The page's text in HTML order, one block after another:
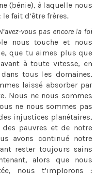
(bénie), à laquelle nous
fait d’être frères.
vous pas encore la foi
nous touche et nous
que tu aimes plus que
à toute vitesse, en
tous les domaines.
laissé absorber par
Nous ne nous sommes
ne nous sommes pas
injustices planétaires,
des pauvres et de notre
avons continué notre
rester toujours sains
alors que nous
nous t’implorons :